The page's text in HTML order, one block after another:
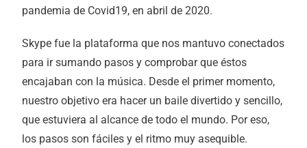
pandemia de Covid19, en abril de 2020.
Skype fue la plataforma que nos mantuvo conectados
para ir sumando pasos y comprobar que éstos
encajaban con la música. Desde el primer momento,
nuestro objetivo era hacer un baile divertido y sencillo,
que estuviera al alcance de todo el mundo. Por eso,
los pasos son fáciles y el ritmo muy asequible.